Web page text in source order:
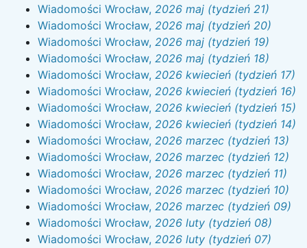
Wiadomości Wrocław, 2026 maj (tydzień 21)
Wiadomości Wrocław, 2026 maj (tydzień 20)
Wiadomości Wrocław, 2026 maj (tydzień 19)
Wiadomości Wrocław, 2026 maj (tydzień 18)
Wiadomości Wrocław, 2026 kwiecień (tydzień 17)
Wiadomości Wrocław, 2026 kwiecień (tydzień 16)
Wiadomości Wrocław, 2026 kwiecień (tydzień 15)
Wiadomości Wrocław, 2026 kwiecień (tydzień 14)
Wiadomości Wrocław, 2026 marzec (tydzień 13)
Wiadomości Wrocław, 2026 marzec (tydzień 12)
Wiadomości Wrocław, 2026 marzec (tydzień 11)
Wiadomości Wrocław, 2026 marzec (tydzień 10)
Wiadomości Wrocław, 2026 marzec (tydzień 09)
Wiadomości Wrocław, 2026 luty (tydzień 08)
Wiadomości Wrocław, 2026 luty (tydzień 07)